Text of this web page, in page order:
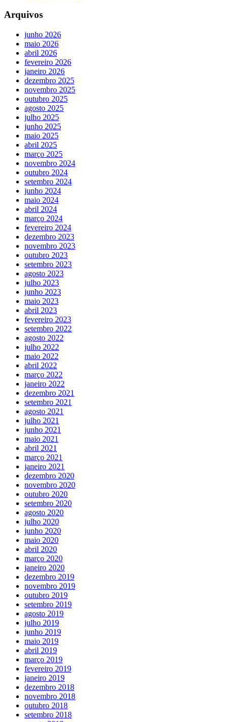
Arquivos
junho 2026
maio 2026
abril 2026
fevereiro 2026
janeiro 2026
dezembro 2025
novembro 2025
outubro 2025
agosto 2025
julho 2025
junho 2025
maio 2025
abril 2025
março 2025
novembro 2024
outubro 2024
setembro 2024
junho 2024
maio 2024
abril 2024
março 2024
fevereiro 2024
dezembro 2023
novembro 2023
outubro 2023
setembro 2023
agosto 2023
julho 2023
junho 2023
maio 2023
abril 2023
fevereiro 2023
setembro 2022
agosto 2022
julho 2022
maio 2022
abril 2022
março 2022
janeiro 2022
dezembro 2021
setembro 2021
agosto 2021
julho 2021
junho 2021
maio 2021
abril 2021
março 2021
janeiro 2021
dezembro 2020
novembro 2020
outubro 2020
setembro 2020
agosto 2020
julho 2020
junho 2020
maio 2020
abril 2020
março 2020
janeiro 2020
dezembro 2019
novembro 2019
outubro 2019
setembro 2019
agosto 2019
julho 2019
junho 2019
maio 2019
abril 2019
março 2019
fevereiro 2019
janeiro 2019
dezembro 2018
novembro 2018
outubro 2018
setembro 2018